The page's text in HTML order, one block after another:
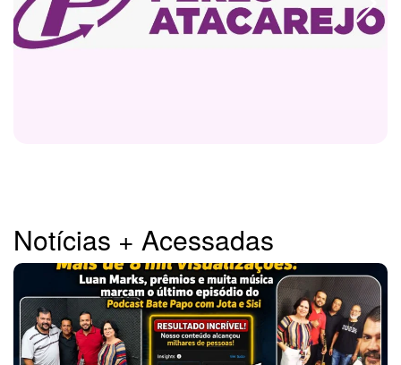
Notícias + Acessadas